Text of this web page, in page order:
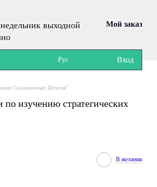
выходной
Мой заказ
Рус Вход
Соединенных Штатов"
изучению стратегических
В желания